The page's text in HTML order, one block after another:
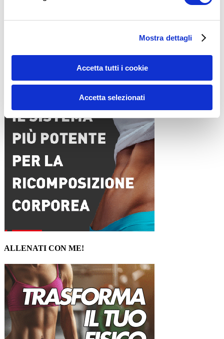
Mostra dettagli
Accetta tutti i cookie
Accetta selezionati
ALLENATI CON ME!